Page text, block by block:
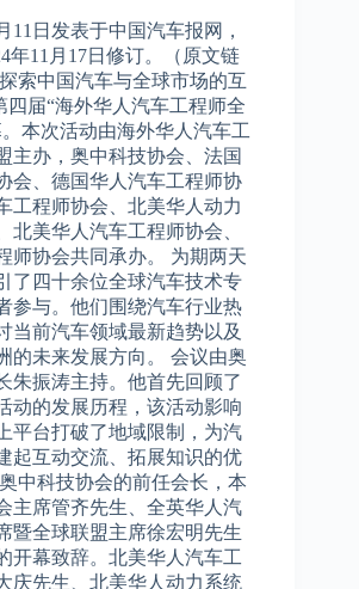
11日发表于中国汽车报网，
年11月17日修订。（原文链
索中国汽车与全球市场的互
四届“海外华人汽车工程师全
本次活动由海外华人汽车工
主办，奥中科技协会、法国
会、德国华人汽车工程师协
工程师协会、北美华人动力
北美华人汽车工程师协会、
师协会共同承办。 为期两天
了四十余位全球汽车技术专
参与。他们围绕汽车行业热
当前汽车领域最新趋势以及
的未来发展方向。 会议由奥
朱振涛主持。他首先回顾了
动的发展历程，该活动影响
平台打破了地域限制，为汽
起互动交流、拓展知识的优
中科技协会的前任会长，本
主席管齐先生、全英华人汽
暨全球联盟主席徐宏明先生
开幕致辞。北美华人汽车工
庆先生、北美华人动力系统